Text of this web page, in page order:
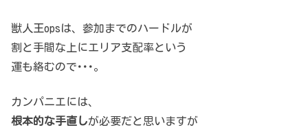
獣人王opsは、参加までのハードルが
割と手間な上にエリア支配率という
運も絡むので･･･。
カンパニエには、
根本的な手直しが必要だと思いますが